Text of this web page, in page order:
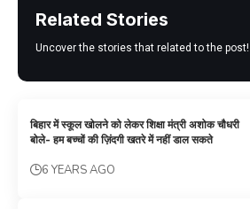
Related Stories
Uncover the stories that related to the post!
बिहार में स्कूल खोलने को लेकर शिक्षा मंत्री अशोक चौधरी
बोले- हम बच्चों की ज़िंदगी खतरे में नहीं डाल सकते
6 YEARS AGO